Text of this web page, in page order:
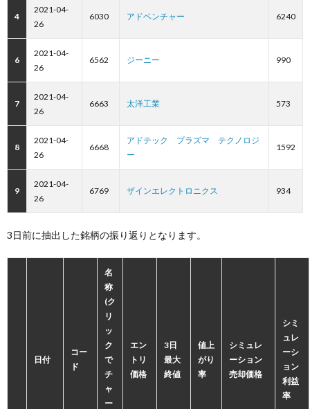
4
2021-04-
26
6030 アドベンチャー 6240
6
2021-04-
26
6562 ジーニー 990
7
2021-04-
26
6663 太洋工業 573
8
2021-04-
26
6668
アドテック プラズマ テクノロジ
ー
1592
9
2021-04-
26
6769 ザインエレクトロニクス 934
3日前に抽出した銘柄の振り返りとなります。
日付
コー
ド
名
称
(ク
リ
ッ
ク
で
チ
ャ
ー
エン
トリ
価格
3日
最大
終値
値上
がり
率
シミュレ
ーション
売却価格
シミ
ュレ
ーシ
ョン
利益
率